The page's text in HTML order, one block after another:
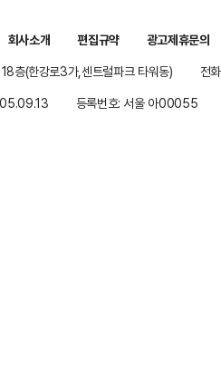
회사소개 편집규약
광고제휴문의
층(한강로3가,센트럴파크 타워동)
전
등록번호: 서울 아00055